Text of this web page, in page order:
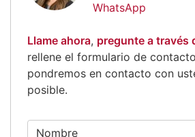
WhatsApp
Llame ahora, pregunte a través
rellene el formulario de
pondremos en contacto con
posible.